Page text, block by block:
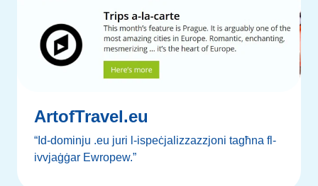
ArtofTravel.eu
“Id-dominju .eu juri l-ispeċjalizzazzjoni tagħna fl-
ivvjaġġar Ewropew.”